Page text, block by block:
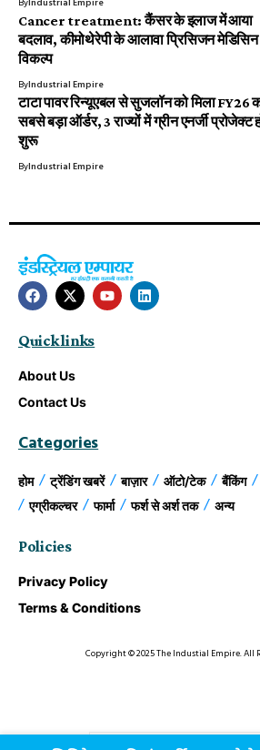
Cancer treatment: कैंसर के इलाज में आया
बदलाव, कीमोथेरेपी के आलावा प्रिसिजन
विकल्प
ByIndustrial Empire
टाटा पावर रिन्यूएबल से सुजलॉन को मिला FY26
सबसे बड़ा ऑर्डर, 3 राज्यों में ग्रीन एनर्जी प्रोजेक्ट
शुरू
ByIndustrial Empire
Quick links
About Us
Contact Us
Categories
होम ट्रेंडिंग खबरें बाज़ार ऑटो/टेक बैंकिंग
एग्रीकल्चर
फार्मा फर्श से अर्श तक अन्य
Policies
Privacy Policy
Terms & Conditions
Copyright © 2025 The Industial Empire. All